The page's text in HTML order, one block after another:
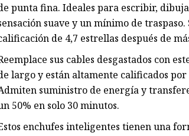
punta fina. Ideales para escribir,
suave y un mínimo de
de 4,7 estrellas después de
sus cables desgastados con
largo y están altamente calificados
suministro de energía y
50% en solo 30 minutos.
enchufes inteligentes tienen una